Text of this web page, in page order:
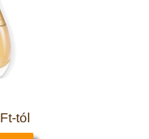
Ft-tól